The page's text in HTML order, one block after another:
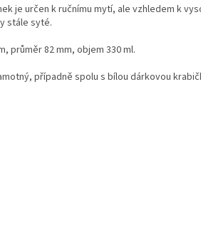
je určen k ručnímu mytí, ale vzhledem k
stále syté.
průměr 82 mm, objem 330 ml.
případně spolu s bílou dárkovou